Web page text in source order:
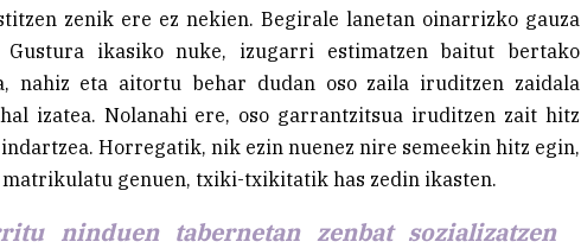
zenik ere ez nekien. Begirale lanetan oinarrizko gauza
ikasiko nuke, izugarri estimatzen baitut bertako
nahiz eta aitortu behar dudan oso zaila iruditzen zaidala
izatea. Nolanahi ere, oso garrantzitsua iruditzen zait hitz
Horregatik, nik ezin nuenez nire semeekin hitz egin,
genuen, txiki-txikitatik has zedin ikasten.
ninduen tabernetan zenbat sozializatzen